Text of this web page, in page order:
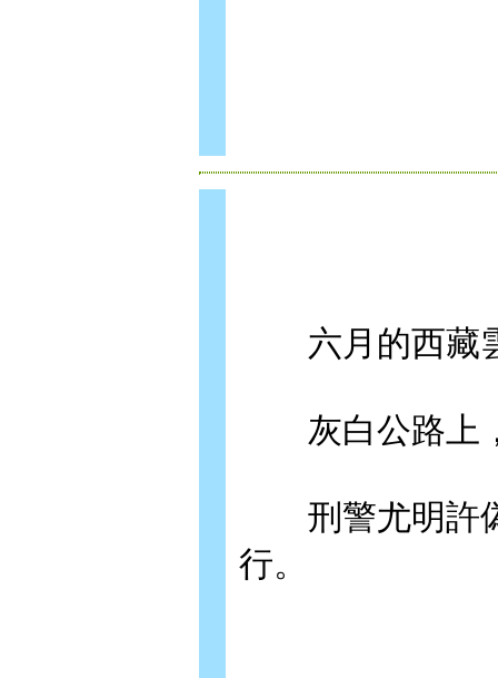
六月的西藏雲
灰白公路上，
刑警尤明許偽
行。